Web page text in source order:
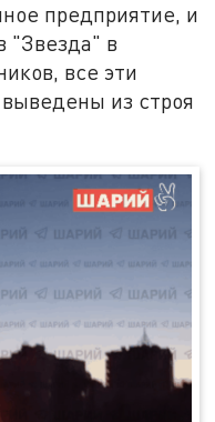
предприятие, и
"Звезда" в
все эти
из строя